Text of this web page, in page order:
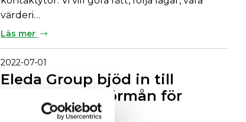
värderi…
Läs mer
2022-07-01
Eleda Group bjöd in till
birdiejakt till förmån för
Cancerfonden